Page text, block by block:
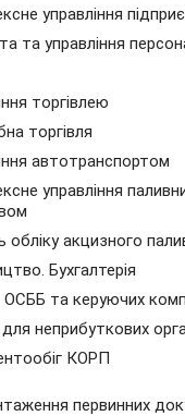
управління
та управління
торгівлею
торгівля
автотранспортом
управління
обліку акцизного
Бухгалтерія
ОСББ та керуючих
для неприбуткових
КОРП
первинних